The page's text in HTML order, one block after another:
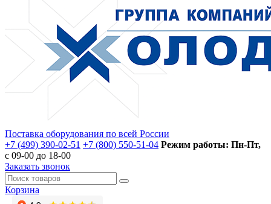
Поставка оборудования по всей России
+7 (499) 390-02-51 +7 (800) 550-51-04 Режим работы: Пн-Пт,
с 09-00 до 18-00
Заказать звонок
Корзина